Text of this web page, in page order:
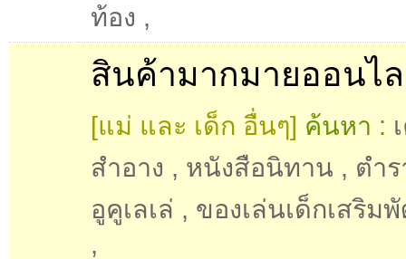
ท้อง ,
สินค้ามากมายออนไ
[แม่ และ เด็ก อื่นๆ] ค้นหา :
สำอาง , หนังสือนิทาน , ตำ
อูคูเลเล่ , ของเล่นเด็กเสริม
,